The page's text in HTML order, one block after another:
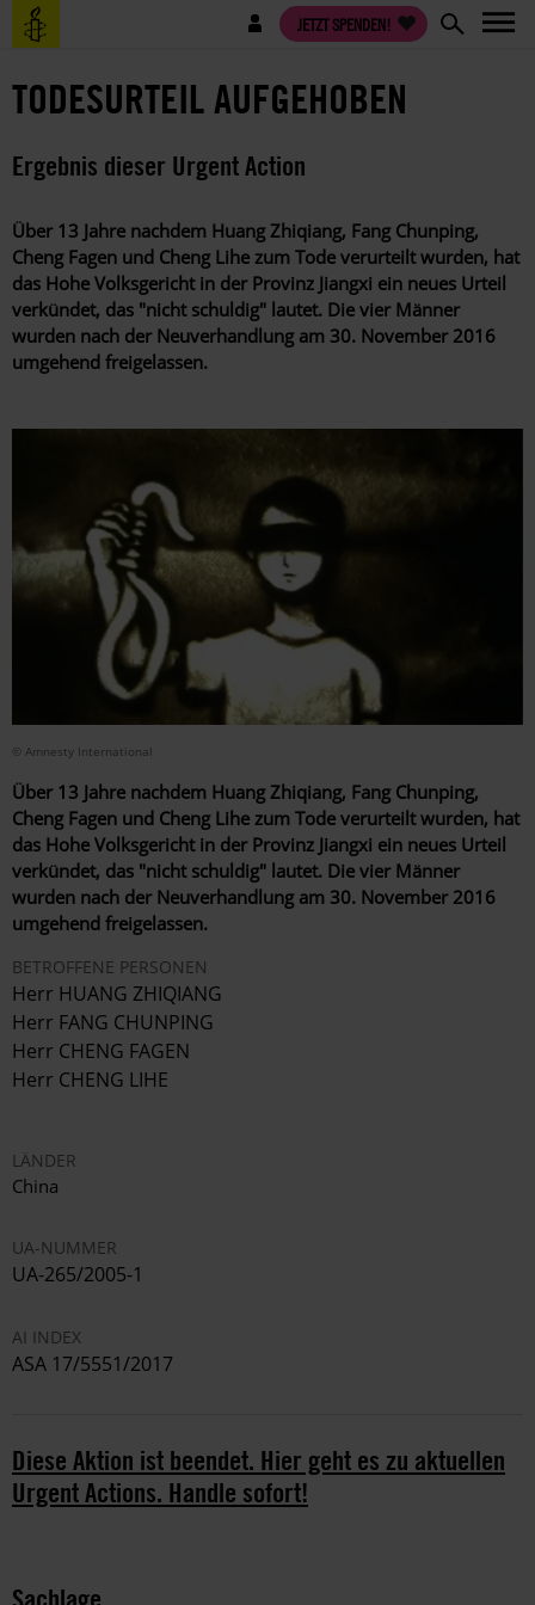
Direkt
zum
Benutzermenü JETZT SPENDEN!
TODESURTEIL AUFGEHOBEN
Ergebnis dieser Urgent Action
Über 13 Jahre nachdem Huang Zhiqiang, Fang Chunping,
Cheng Fagen und Cheng Lihe zum Tode verurteilt wurden, hat
das Hohe Volksgericht in der Provinz Jiangxi ein neues Urteil
verkündet, das "nicht schuldig" lautet. Die vier Männer
wurden nach der Neuverhandlung am 30. November 2016
umgehend freigelassen.
© Amnesty International
Über 13 Jahre nachdem Huang Zhiqiang, Fang Chunping,
Cheng Fagen und Cheng Lihe zum Tode verurteilt wurden, hat
das Hohe Volksgericht in der Provinz Jiangxi ein neues Urteil
verkündet, das "nicht schuldig" lautet. Die vier Männer
wurden nach der Neuverhandlung am 30. November 2016
umgehend freigelassen.
BETROFFENE PERSONEN
Herr HUANG ZHIQIANG
Herr FANG CHUNPING
Herr CHENG FAGEN
Herr CHENG LIHE
LÄNDER
China
UA-NUMMER
UA-265/2005-1
AI INDEX
ASA 17/5551/2017
Diese Aktion ist beendet. Hier geht es zu aktuellen
Urgent Actions. Handle sofort!